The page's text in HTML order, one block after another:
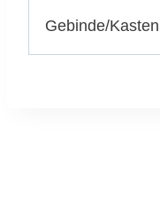
Gebinde/